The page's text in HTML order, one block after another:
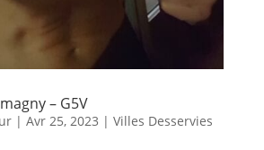
– G5V
| Avr 25, 2023 | Villes Desservies